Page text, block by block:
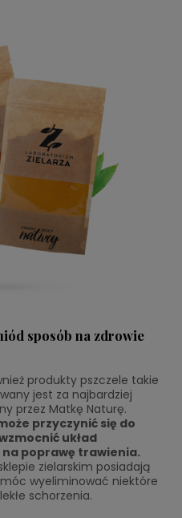
sposób na zdrowie
produkty pszczele takie
jest za najbardziej
przez Matkę Naturę.
przyczynić się do
układ
poprawę trawienia.
zielarskim posiadają
wyeliminować niektóre
schorzenia.